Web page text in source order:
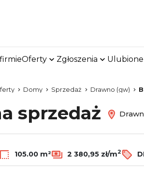
Oferty Zgłoszenia Ulubione
Domy Sprzedaż Drawno (gw)
sprzedaż
105.00 m² 2 380,95 zł/m2